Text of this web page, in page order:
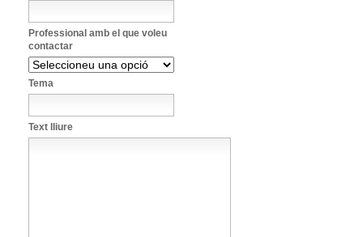
Professional amb el que voleu
contactar
Tema
Text lliure